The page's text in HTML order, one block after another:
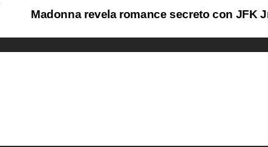
Madonna revela romance secreto con JFK